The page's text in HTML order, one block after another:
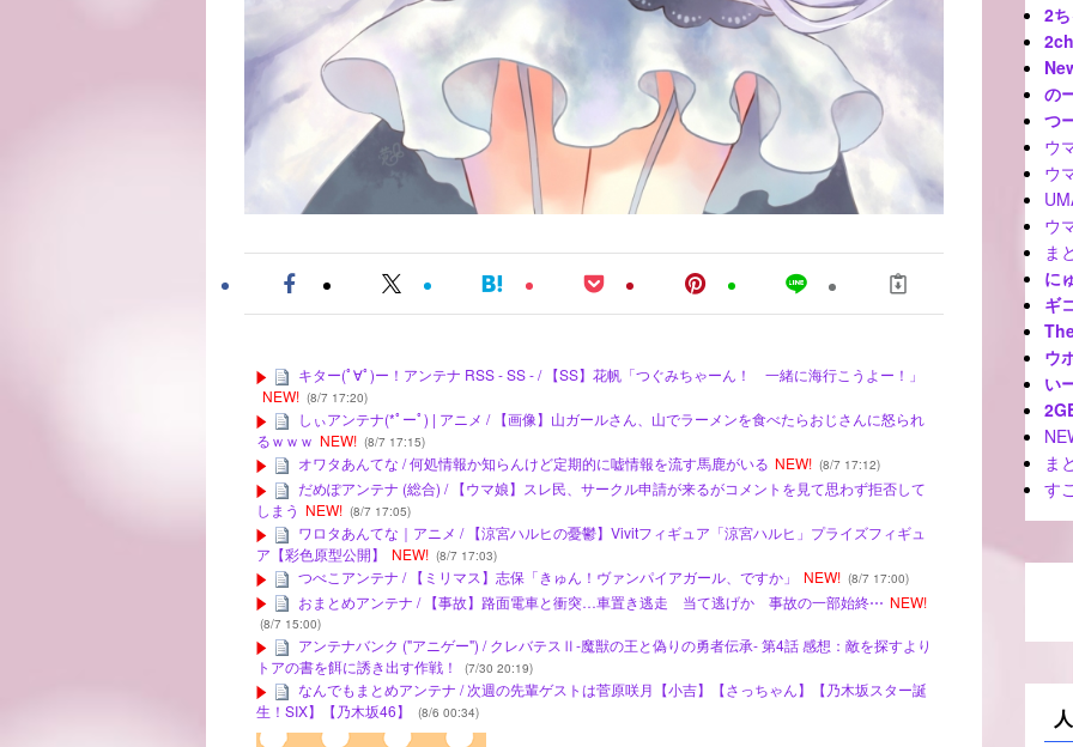
キター(ﾟ∀ﾟ)ー！アンテナ RSS - SS - / 【SS】花帆「つぐみちゃーん！ 一緒に海行こうよー！」
NEW! (8/7 17:20)
しぃアンテナ(*ﾟーﾟ) | アニメ / 【画像】山ガールさん、山でラーメンを食べたらおじさんに怒られ
るｗｗｗ NEW! (8/7 17:15)
オワタあんてな / 何処情報か知らんけど定期的に嘘情報を流す馬鹿がいる NEW! (8/7 17:12)
だめぽアンテナ (総合) / 【ウマ娘】スレ民、サークル申請が来るがコメントを見て思わず拒否して
しまう NEW! (8/7 17:05)
ワロタあんてな｜アニメ / 【涼宮ハルヒの憂鬱】Vivitフィギュア「涼宮ハルヒ」プライズフィギュ
ア【彩色原型公開】
NEW! (8/7 17:03)
つべこアンテナ / 【ミリマス】志保「きゅん！ヴァンパイアガール、ですか」 NEW! (8/7 17:00)
おまとめアンテナ / 【事故】路面電車と衝突…車置き逃走 当て逃げか 事故の一部始終⋯ NEW!
(8/7 15:00)
アンテナバンク ("アニゲー") / クレバテスⅡ-魔獣の王と偽りの勇者伝承- 第4話 感想：敵を探すより
トアの書を餌に誘き出す作戦！
(7/30 20:19)
なんでもまとめアンテナ / 次週の先輩ゲストは菅原咲月【小吉】【さっちゃん】【乃木坂スター誕
生！SIX】【乃木坂46】
(8/6 00:34)
2
の
つ
ウ
ウ
ウ
ま
に
ギ
ウ
い
ま
す